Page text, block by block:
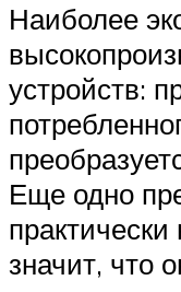
Наиболее
устройств:
Еще одно
значит, что